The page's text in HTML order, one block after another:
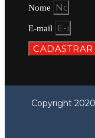
Nome
E-mail
CADASTRAR
Copyright